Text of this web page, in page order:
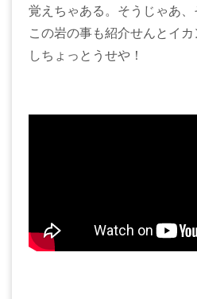
覚えちゃある。そうじゃあ、
この岩の事も紹介せんとイ
しちょっとうせや！